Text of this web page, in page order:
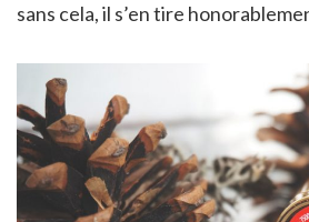
sans cela, il s’en tire